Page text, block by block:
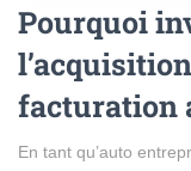
Pourquoi
facturation
En tant qu’auto